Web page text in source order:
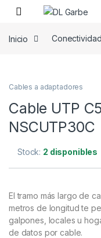
Inicio Conectividad
Cables a adaptadores
Cable UTP
NSCUTP30C
Stock: 2 disponibles
El tramo más largo de
metros de longitud te
galpones, locales u
de datos por cable.